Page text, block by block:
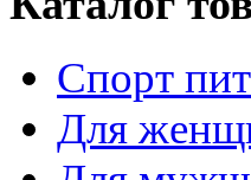
Спорт
Для